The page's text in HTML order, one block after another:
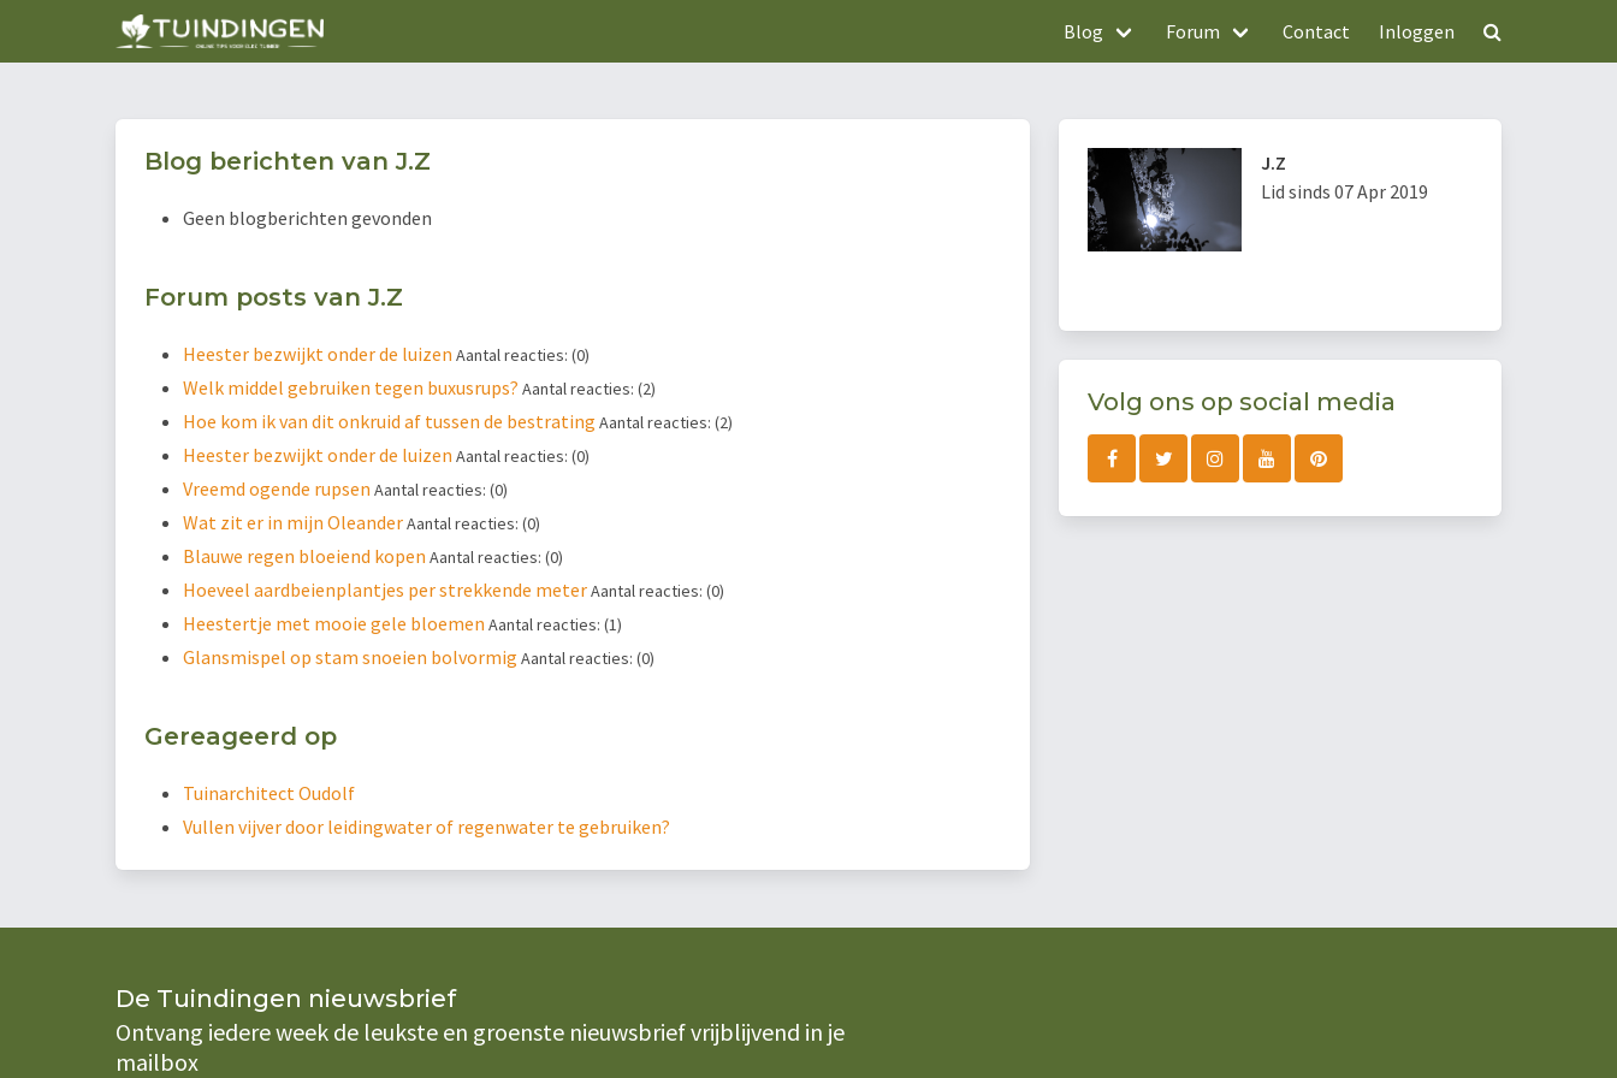
Blog Forum Contact Inloggen
Blog berichten van J.Z
Geen blogberichten gevonden
Forum posts van J.Z
Heester bezwijkt onder de luizen Aantal reacties: (0)
Welk middel gebruiken tegen buxusrups? Aantal reacties: (2)
Hoe kom ik van dit onkruid af tussen de bestrating Aantal reacties: (2)
Heester bezwijkt onder de luizen Aantal reacties: (0)
Vreemd ogende rupsen Aantal reacties: (0)
Wat zit er in mijn OleanderAantal reacties: (0)
Blauwe regen bloeiend kopen Aantal reacties: (0)
Hoeveel aardbeienplantjes per strekkende meterAantal reacties: (0)
Heestertje met mooie gele bloemen Aantal reacties: (1)
Glansmispel op stam snoeien bolvormig Aantal reacties: (0)
Gereageerd op
Tuinarchitect Oudolf
Vullen vijver door leidingwater of regenwater te gebruiken?
J.Z
Lid sinds 07 Apr 2019
Volg ons op social media
De Tuindingen nieuwsbrief
Ontvang iedere week de leukste en groenste nieuwsbrief vrijblijvend in je
mailbox